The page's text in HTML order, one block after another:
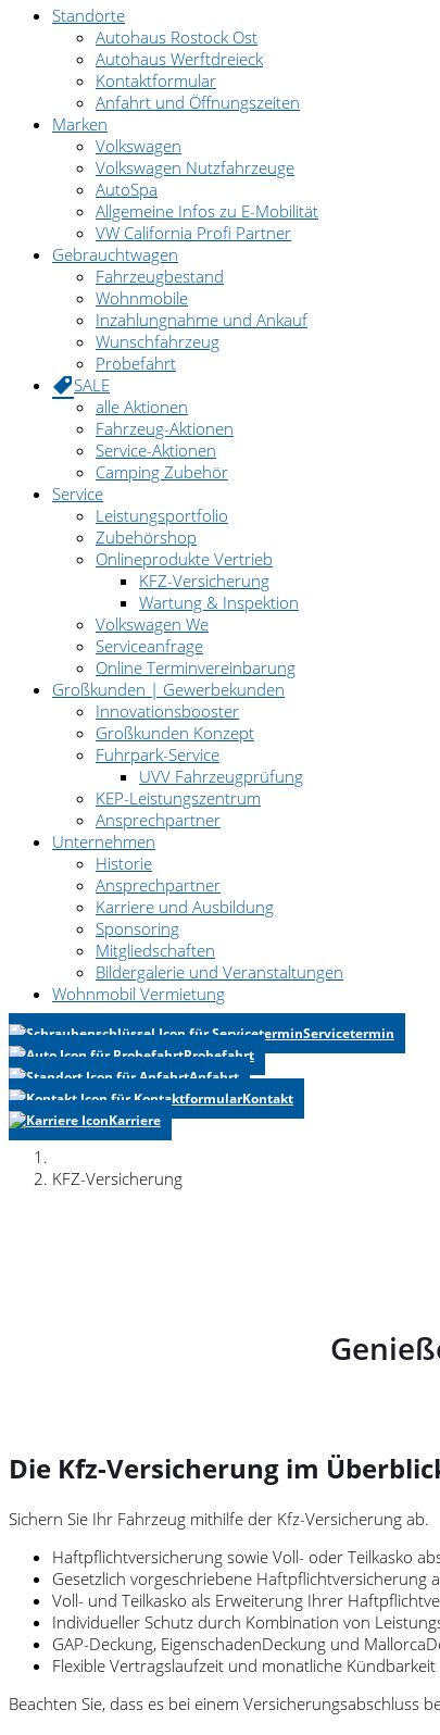
Standorte
Autohaus Rostock Ost
Autohaus Werftdreieck
Kontaktformular
Anfahrt und Öffnungszeiten
Marken
Volkswagen
Volkswagen Nutzfahrzeuge
AutoSpa
Allgemeine Infos zu E-Mobilität
VW California Profi Partner
Gebrauchtwagen
Fahrzeugbestand
Wohnmobile
Inzahlungnahme und Ankauf
Wunschfahrzeug
Probefahrt
SALE
alle Aktionen
Fahrzeug-Aktionen
Service-Aktionen
Camping Zubehör
Service
Leistungsportfolio
Zubehörshop
Onlineprodukte Vertrieb
KFZ-Versicherung
Wartung & Inspektion
Volkswagen We
Serviceanfrage
Online Terminvereinbarung
Großkunden | Gewerbekunden
Innovationsbooster
Großkunden Konzept
Fuhrpark-Service
UVV Fahrzeugprüfung
KEP-Leistungszentrum
Ansprechpartner
Unternehmen
Historie
Ansprechpartner
Karriere und Ausbildung
Sponsoring
Mitgliedschaften
Bildergalerie und Veranstaltungen
Wohnmobil Vermietung
Servicetermin
Probefahrt
Anfahrt
Kontakt
Karriere
KFZ-Versicherung
Die Kfz-Versicherung im
Sichern Sie Ihr Fahrzeug mithilfe der Kfz-Versicherung ab.
Haftpflichtversicherung sowie Voll- oder Teilkasko
Gesetzlich vorgeschriebene Haftpflichtversicherung
Voll- und Teilkasko als Erweiterung Ihrer
Individueller Schutz durch Kombination von
GAP-Deckung, EigenschadenDeckung und
Flexible Vertragslaufzeit und monatliche Kündbarkeit
Beachten Sie, dass es bei einem Versicherungsabschluss